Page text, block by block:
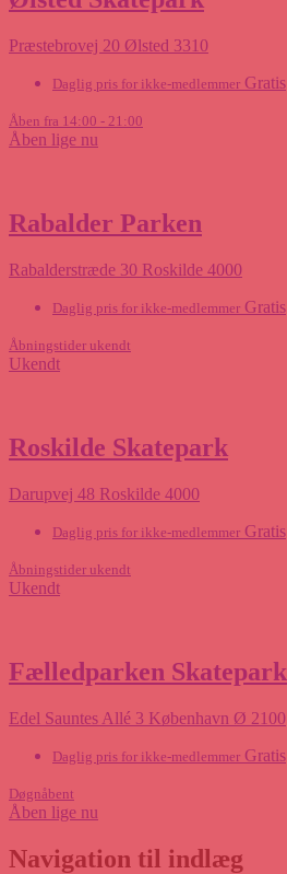
Præstebrovej 20 Ølsted 3310
Daglig pris for ikke-medlemmer Gratis
Åben fra 14:00 - 21:00
Åben lige nu
Rabalder Parken
Rabalderstræde 30 Roskilde 4000
Daglig pris for ikke-medlemmer Gratis
Åbningstider ukendt
Ukendt
Roskilde Skatepark
Darupvej 48 Roskilde 4000
Daglig pris for ikke-medlemmer Gratis
Åbningstider ukendt
Ukendt
Fælledparken Skatepark
Edel Sauntes Allé 3 København Ø 2100
Daglig pris for ikke-medlemmer Gratis
Døgnåbent
Åben lige nu
Navigation til indlæg